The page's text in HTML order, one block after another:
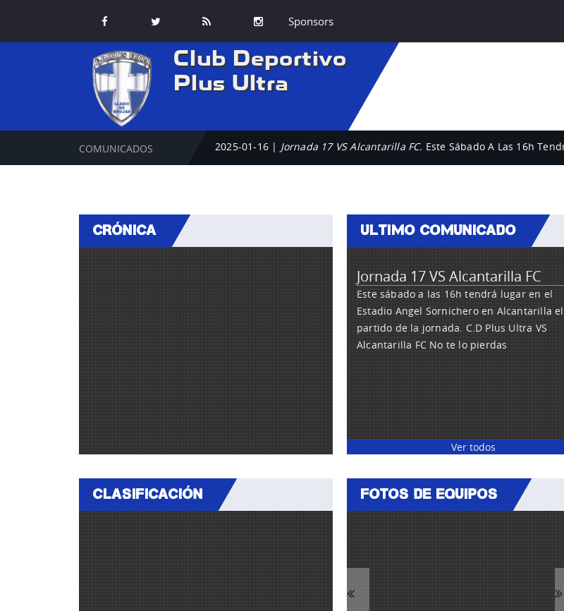
Sponsors
Club Deportivo
Plus Ultra
COMUNICADOS 2025-01-16 | Jornada 17 VS Alcantarilla FC. Este Sábado A Las 16h
CRÓNICA ULTIMO COMUNICADO
Jornada 17 VS Alcantarilla FC
Este sábado a las 16h tendrá lugar en el
Estadio Angel Sornichero en Alcantarilla el
partido de la jornada. C.D Plus Ultra VS
Alcantarilla FC No te lo pierdas
Ver todos
CLASIFICACIÓN FOTOS DE EQUIPOS